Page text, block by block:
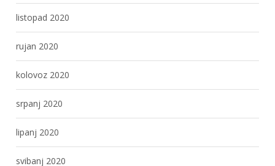
listopad 2020
rujan 2020
kolovoz 2020
srpanj 2020
lipanj 2020
svibanj 2020